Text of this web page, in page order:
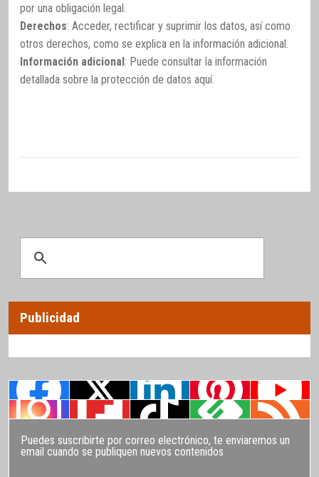
por una obligación legal.
Derechos: Acceder, rectificar y suprimir los datos, así como
otros derechos, como se explica en la información adicional.
Información adicional: Puede consultar la información
detallada sobre la protección de datos aquí.
Publicidad
Puedes suscribirte por correo electrónico, te enviaremos un
email cuando se publiquen nuevos contenidos